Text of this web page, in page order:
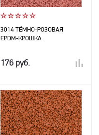
3014 ТЁМНО-РОЗОВАЯ
EPDM-КРОШКА
176 руб.